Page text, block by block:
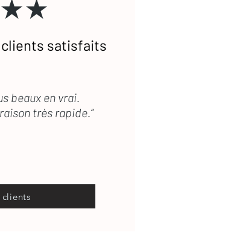
clients satisfaits
beaux en vrai.
très rapide.”
clients